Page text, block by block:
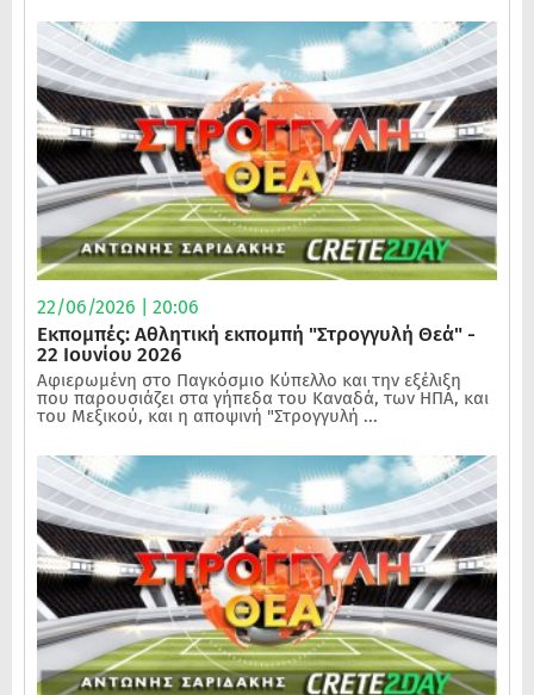
22/06/2026 | 20:06
Εκπομπές: Αθλητική εκπομπή "Στρογγυλή Θεά" -
22 Ιουνίου 2026
Αφιερωμένη στο Παγκόσμιο Κύπελλο και την εξέλιξη
που παρουσιάζει στα γήπεδα του Καναδά, των ΗΠΑ, και
του Μεξικού, και η αποψινή "Στρογγυλή ...